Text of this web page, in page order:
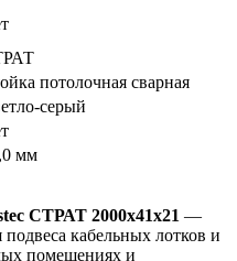
потолочная сварная
серый
мм
СТРАТ 2000х41х21 —
кабельных лотков и
помещениях и